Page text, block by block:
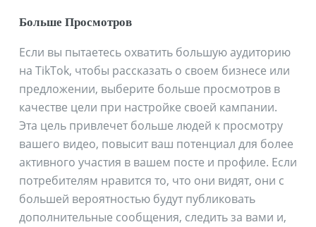
Больше Просмотров
Если вы пытаетесь охватить большую аудиторию
на TikTok, чтобы рассказать о своем бизнесе или
предложении, выберите больше просмотров в
качестве цели при настройке своей кампании.
Эта цель привлечет больше людей к просмотру
вашего видео, повысит ваш потенциал для более
активного участия в вашем посте и профиле. Если
потребителям нравится то, что они видят, они с
большей вероятностью будут публиковать
дополнительные сообщения, следить за вами и,